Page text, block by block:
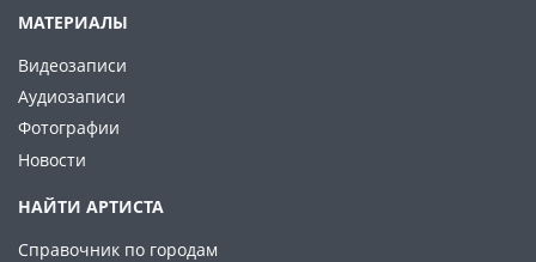
МАТЕРИАЛЫ
Видеозаписи
Аудиозаписи
Фотографии
Новости
НАЙТИ АРТИСТА
Справочник по городам